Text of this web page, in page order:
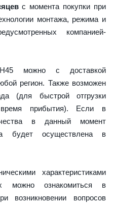
с момента покупки при
монтажа, режима и
компанией-
можно с доставкой
регион. Также возможен
(для быстрой отгрузки
время прибытия). Если в
в данный момент
будет осуществлена в
характеристиками
можно ознакомиться в
возникновении вопросов